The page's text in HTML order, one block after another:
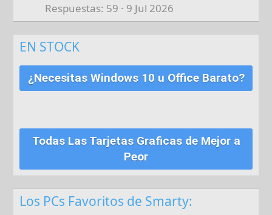
Respuestas 59 9 Jul 2026
EN STOCK
¿Necesitas Windows 10 u Office Barato?
Todas Las Tarjetas Graficas de Mejor a
Peor
Los PCs Favoritos de Smarty: